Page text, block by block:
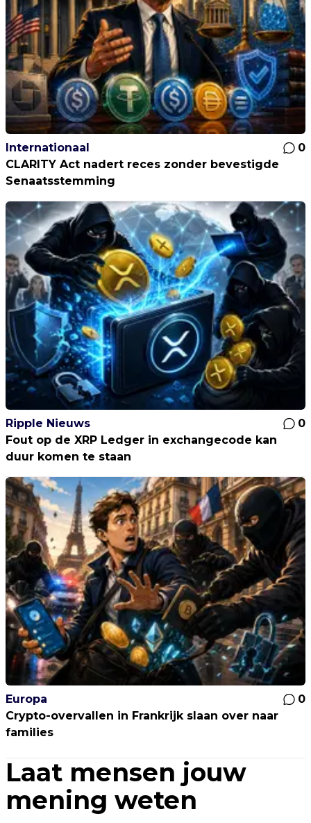
Internationaal
0
CLARITY Act nadert reces zonder bevestigde
Senaatsstemming
Ripple Nieuws
0
Fout op de XRP Ledger in exchangecode kan
duur komen te staan
Europa
0
Crypto-overvallen in Frankrijk slaan over naar
families
Laat mensen jouw
mening weten